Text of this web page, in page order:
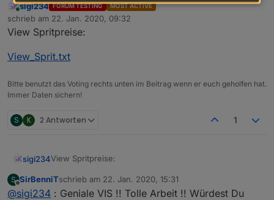
Online
sigi234 FORUM TESTING MOST ACTIVE
schrieb am 22. Jan. 2020, 09:32
zuletzt editiert von
View Spritpreise:
View_Sprit.txt
Bitte benutzt das Voting rechts unten im Beitrag wenn er euch geholfen hat.
Immer Daten sichern!
S K 2 Antworten 1
sigi234View Spritpreise:
View_Sprit.txt
S
Offline
SirBenniTschrieb am 22. Jan. 2020, 15:31
zuletzt editiert von
@sigi234 : Geniale VIS !! Tolle Arbeit !! Würdest Du